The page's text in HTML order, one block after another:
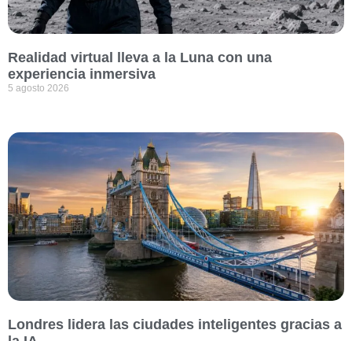
Realidad virtual lleva a la Luna con una
experiencia inmersiva
5 agosto 2026
Londres lidera las ciudades inteligentes gracias a